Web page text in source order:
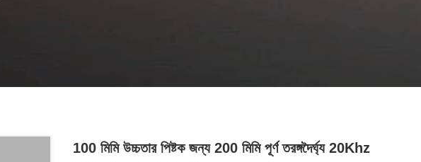
100 মিমি উচ্চতার পিষ্টক জন্য 200 মিমি পূর্ণ তরঙ্গদৈর্ঘ্য 20Khz